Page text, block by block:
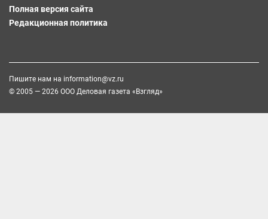
Полная версия сайта
Редакционная политика
Пишите нам на information@vz.ru
© 2005 — 2026 ООО Деловая газета «Взгляд»